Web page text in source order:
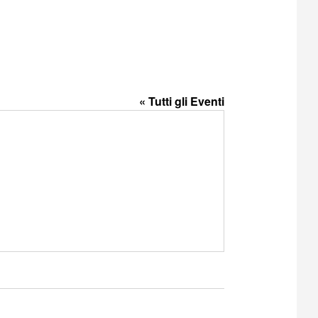
« Tutti gli Eventi